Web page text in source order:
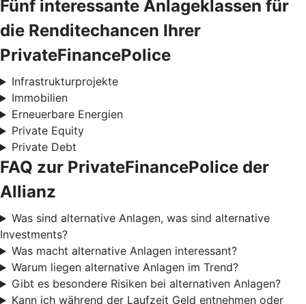
Fünf interessante Anlageklassen für
die Renditechancen Ihrer
PrivateFinancePolice
Infrastrukturprojekte
Immobilien
Erneuerbare Energien
Private Equity
Private Debt
FAQ zur PrivateFinancePolice der
Allianz
Was sind alternative Anlagen, was sind alternative
Investments?
Was macht alternative Anlagen interessant?
Warum liegen alternative Anlagen im Trend?
Gibt es besondere Risiken bei alternativen Anlagen?
Kann ich während der Laufzeit Geld entnehmen oder